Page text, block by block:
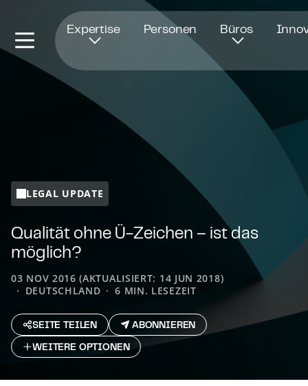
Expertise Personen Büros
LEGAL UPDATE
Qualität ohne Ü-Zeichen – ist das
möglich?
03 NOV 2016 (AKTUALISIERT: 14 JUN 2018)
DEUTSCHLAND
6 MIN. LESEZEIT
SEITE TEILEN
ABONNIEREN
WEITERE OPTIONEN
Öffnet in einem neuen Fenster